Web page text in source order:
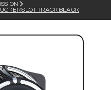
SLOT TRACK BLACK